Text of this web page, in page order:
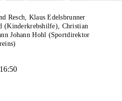
Resch, Klaus Edelsbrunner
(Kinderkrebshilfe), Christian
Johann Hohl (Sportdirektor